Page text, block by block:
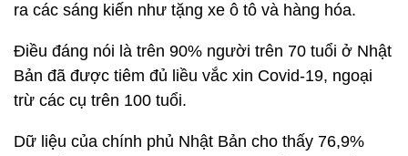
ra các sáng kiến như tặng xe ô tô và hàng hóa.
Điều đáng nói là trên 90% người trên 70 tuổi ở Nhật
Bản đã được tiêm đủ liều vắc xin Covid-19, ngoại
trừ các cụ trên 100 tuổi.
Dữ liệu của chính phủ Nhật Bản cho thấy 76,9%